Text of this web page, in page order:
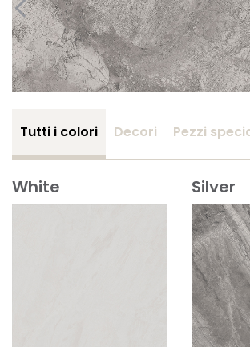
Tutti i colori Decori Pezzi
White Silver